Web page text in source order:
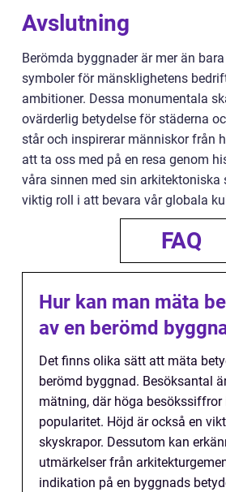
Avslutning
Berömda byggnader är mer än
symboler för mänsklighetens
ambitioner. Dessa monumentala
ovärderlig betydelse för städerna
står och inspirerar människor från
att ta oss med på en resa genom
våra sinnen med sin arkitektoniska
viktig roll i att bevara vår globala
FAQ
Hur kan man mäta
av en berömd
Det finns olika sätt att mäta
berömd byggnad. Besöksantal
mätning, där höga besökssiffror
popularitet. Höjd är också en
skyskrapor. Dessutom kan
utmärkelser från
indikation på en byggnads